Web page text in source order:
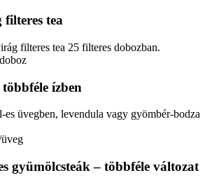
tea
filteres tea 25 filteres dobozban.
ízben
üvegben, levendula vagy gyömbér-bodza
gyümölcsteák – többféle változat